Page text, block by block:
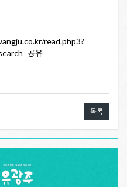
read.php3?
공유
목록